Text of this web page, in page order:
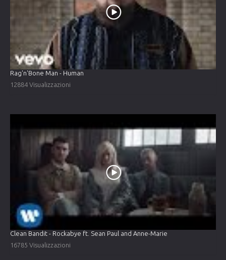
Rag'n'Bone Man - Human
12884 Visualizzazioni
Clean Bandit - Rockabye ft. Sean Paul and Anne-Marie
16785 Visualizzazioni